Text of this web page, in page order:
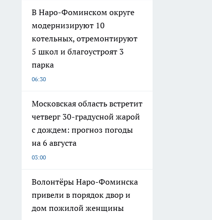
В Наро-Фоминском округе
модернизируют 10
котельных, отремонтируют
5 школ и благоустроят 3
парка
06:30
Московская область встретит
четверг 30-градусной жарой
с дождем: прогноз погоды
на 6 августа
03:00
Волонтёры Наро-Фоминска
привели в порядок двор и
дом пожилой женщины